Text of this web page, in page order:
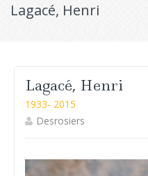
Lagacé, Henri
Lagacé, Henri
1933- 2015
Desrosiers